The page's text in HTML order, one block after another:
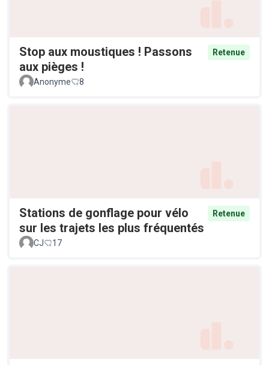
Stop aux moustiques ! Passons
aux pièges !
Retenue
Anonyme 8
Stations de gonflage pour vélo
sur les trajets les plus fréquentés
Retenue
CJ 17